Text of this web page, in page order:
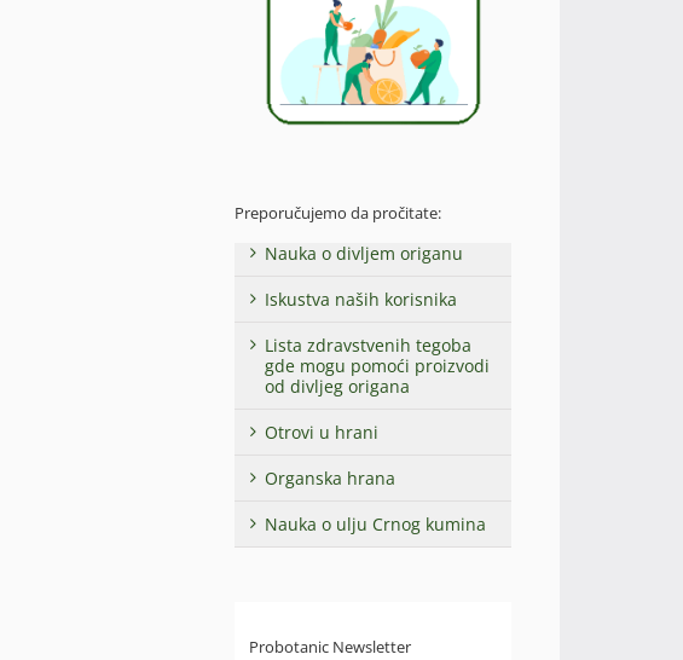
Preporučujemo da pročitate:
Nauka o divljem origanu
Iskustva naših korisnika
Lista zdravstvenih tegoba
gde mogu pomoći proizvodi
od divljeg origana
Otrovi u hrani
Organska hrana
Nauka o ulju Crnog kumina
Probotanic Newsletter